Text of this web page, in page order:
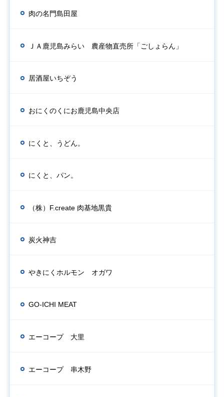
肉の名門島田屋
ＪＡ鹿児島みらい 農産物直売所「ごしょらん」
居酒屋いちぞう
おにくのくにお鹿児島中央店
にくと、うどん。
にくと、パン。
（株）F.create 肉基地黒貴
炭火神吉
やきにくホルモン オガワ
GO-ICHI MEAT
エーコープ 大里
エーコープ 串木野